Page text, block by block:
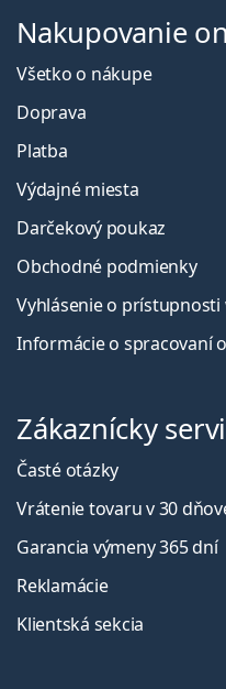
Nakupovanie
Všetko o nákupe
Doprava
Platba
Výdajné miesta
Darčekový poukaz
Obchodné podmienky
Vyhlásenie o
Informácie o spracovaní
Zákaznícky
Časté otázky
Vrátenie tovaru v 30
Garancia výmeny 365 dní
Reklamácie
Klientská sekcia